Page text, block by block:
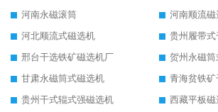
河南永磁滚筒
河南顺流
河北顺流式磁选机
贵州履带
邢台干选铁矿磁选机厂
贺州永磁
甘肃永磁筒式磁选机
青海贫铁
贵州干式辊式强磁选机
西藏平板